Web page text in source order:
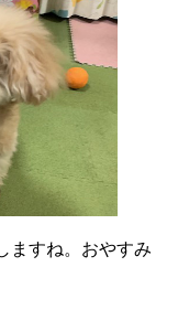
ますね。おやすみ